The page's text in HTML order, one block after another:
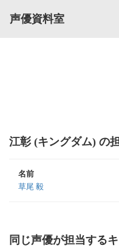
声優資料室
江彰 (キングダム) の
名前
草尾 毅
同じ声優が担当する